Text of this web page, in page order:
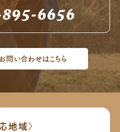
6656
問い合わせはこちら
地域〉